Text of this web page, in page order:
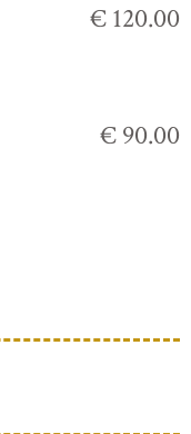
€ 120.00
€ 90.00